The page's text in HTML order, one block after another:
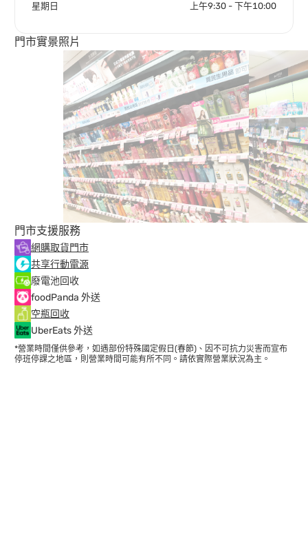
星期日 上午9:30 - 下午10:00
門市實景照片
門市支援服務
網購取貨門市
共享行動電源
廢電池回收
foodPanda 外送
空瓶回收
UberEats 外送
*營業時間僅供參考，如遇部份特殊國定假日(春節)、因不可抗力災害而宣布
停班停課之地區，則營業時間可能有所不同。請依實際營業狀況為主。